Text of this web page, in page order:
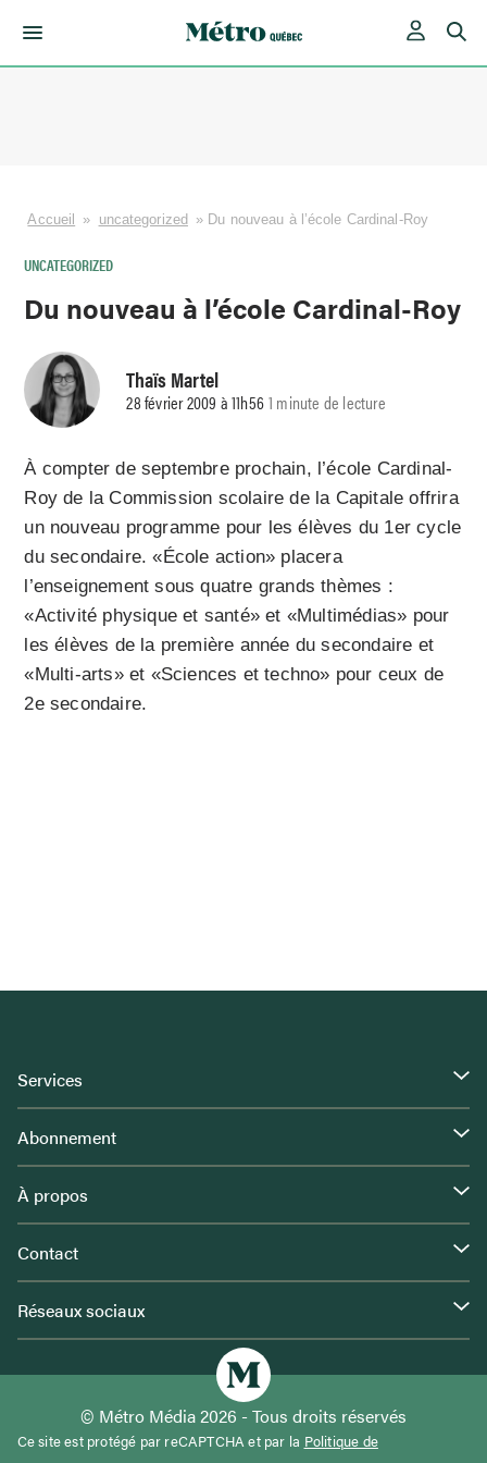
Accueil » uncategorized » Du nouveau à l’école Cardinal-Roy
UNCATEGORIZED
Du nouveau à l’école Cardinal-Roy
Thaïs Martel
28 février 2009 à 11h561 minute de lecture
À compter de septembre prochain, l’école Cardinal-
Roy de la Commission scolaire de la Capitale offrira
un nouveau programme pour les élèves du 1er cycle
du secondaire. «École action» placera
l’enseignement sous quatre grands thèmes :
«Activité physique et santé» et «Multimédias» pour
les élèves de la première année du secondaire et
«Multi-arts» et «Sciences et techno» pour ceux de
2e secondaire.
Services
Abonnement
À propos
Contact
Réseaux sociaux
© Métro Média 2026 - Tous droits réservés
Ce site est protégé par reCAPTCHA et par la Politique de